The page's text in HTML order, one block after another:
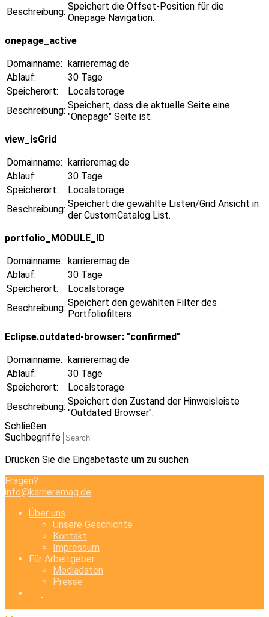
Beschreibung: Speichert die Offset-Position für die
Onepage Navigation.
onepage_active
Domainname:
karrieremag.de
Ablauf:
30 Tage
Speicherort:
Localstorage
Beschreibung: Speichert, dass die aktuelle Seite eine
"Onepage" Seite ist.
view_isGrid
Domainname:
karrieremag.de
Ablauf:
30 Tage
Speicherort:
Localstorage
Beschreibung: Speichert die gewählte Listen/Grid Ansicht in
der CustomCatalog List.
portfolio_MODULE_ID
Domainname:
karrieremag.de
Ablauf:
30 Tage
Speicherort:
Localstorage
Beschreibung: Speichert den gewählten Filter des
Portfoliofilters.
Eclipse.outdated-browser: "confirmed"
Domainname:
karrieremag.de
Ablauf:
30 Tage
Speicherort:
Localstorage
Beschreibung: Speichert den Zustand der Hinweisleiste
"Outdated Browser".
Schließen
Suchbegriffe
Drücken Sie die Eingabetaste um zu suchen
Fragen?
info@karrieremag.de
Über uns
Unsere Geschichte
Kontakt
Impressum
Für Arbeitgeber
Mediadaten
Presse